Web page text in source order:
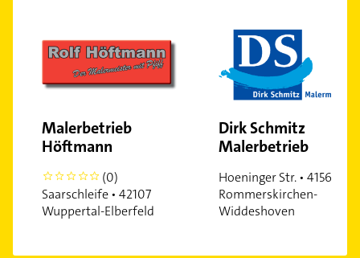
Malerbetrieb
Höftmann
0
(0)
Saarschleife • 42107
Wuppertal-Elberfeld
Dirk Schmitz
Malerbetrieb
Hoeninger Str. • 41569
Rommerskirchen-
Widdeshoven